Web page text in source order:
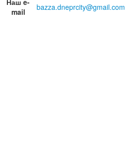
mail
bazza.dneprcity@gmail.com